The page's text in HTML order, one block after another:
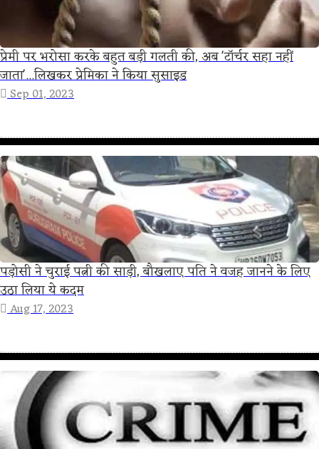
प्रेमी पर भरोसा करके बहुत बड़ी गलती की, अब 'टॉर्चर सहा नहीं
जाता'...लिखकर प्रेमिका ने किया सुसाइड
Sep 01, 2023
पड़ोसी ने चुराई पत्नी की साड़ी, बौखलाए पति ने वजह जानने के लिए
उठा लिया ये कदम
Aug 17, 2023